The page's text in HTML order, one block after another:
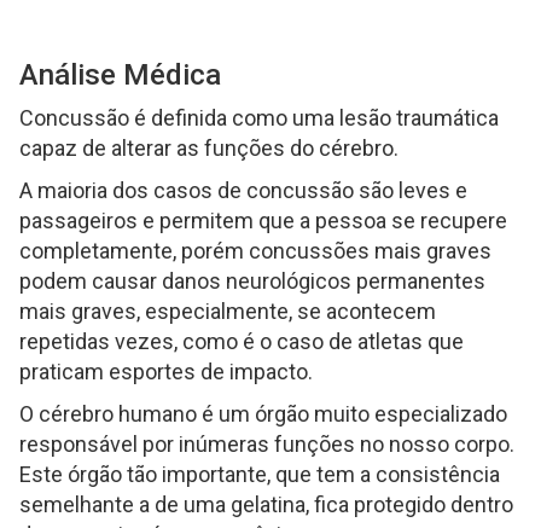
Análise Médica
Concussão é definida como uma lesão traumática
capaz de alterar as funções do cérebro.
A maioria dos casos de concussão são leves e
passageiros e permitem que a pessoa se recupere
completamente, porém concussões mais graves
podem causar danos neurológicos permanentes
mais graves, especialmente, se acontecem
repetidas vezes, como é o caso de atletas que
praticam esportes de impacto.
O cérebro humano é um órgão muito especializado
responsável por inúmeras funções no nosso corpo.
Este órgão tão importante, que tem a consistência
semelhante a de uma gelatina, fica protegido dentro